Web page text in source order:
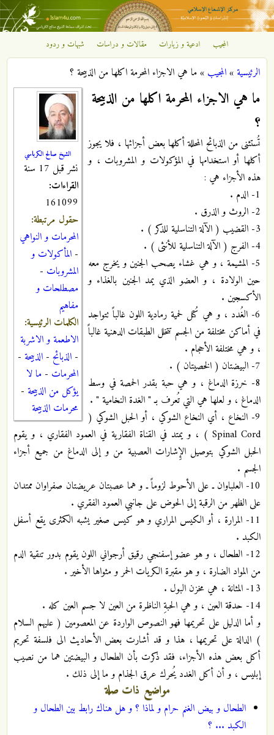
تجاوز إلى المحتوى الرئيسي
مركز
الإشعاع
الإسلامي
المجيب ادعية و زيارات مقالات و دراسات شبهات و ردود
أنت هنا
الرئيسية»المجيب »ما هي الاجزاء المحرمة اكلها من الذبيحة ؟
الشيخ صالح الكرباسي
نشر قبل 17 سنة
القراءات:
161099
حقول مرتبطة:
المحرمات و النواهي
- المأكولات و
المشروبات -
مصطلحات و
مفاهيم
الكلمات الرئيسية:
الاطعمة و الاشربة
- الذبائح - الذبيحة -
المحرمات - ما لا
يؤكل من الذبيحة -
محرمات الذبيحة
ما هي الاجزاء المحرمة اكلها من الذبيحة
؟
تُستثنى من الذبائح المحللة أكلها بعض أجزائها ، فلا يجوز
أكلها أو استخدامها في المؤكولات و المشروبات ، و
هذه الأجزاء هي :
1- الدم .
2- الروث و الذرق .
3- القضيب ( الآلة التناسلية للذكر ) .
4- الفرج ( الآلة التناسلية للأنثى ) .
5- المشيمة ، و هي غشاء يصحب الجنين و يخرج معه
حين الولادة ، و العضو الذي يمد الجنين بالغذاء و
الأكسجين .
6- الغُدد ، و هي كُتل لحمية رمادية اللون غالباً تتواجد
في أماكن مختلفة من الجسم تتخلل الطبقات الدهنية غالباً
، و هي مختلفة الأحجام .
7- البيضتان ( الخصيتان ) .
8- خرزة الدماغ ، و هي حبة بقدر الحمصة في وسط
الدماغ ، و لعلها هي التي تُعرف بـ " الغدة النخامية " .
9- النخاع ، أي النخاع الشوكي ، أو الحبل الشوكي (
Spinal Cord ) ، و يمتد في القناة الفقارية في العمود الفقاري ، و يقوم
الحبل الشوكي بتوصيل الإِشارات العصبية من و إلى الدماغ من جميع أجزاء
الجسم .
10- العلباوان ـ على الأحوط لزوماً ـ و هما عصبتان عريضتان صفراوان ممتدان
على الظهر من الرقبة إلى الحوض على جانبي العمود الفقري .
11- المرارة ، أو الكيس المراري و هو كيس صغير يشبه الكمثرى يقع أسفل
الكبد .
12- الطحال ، و هو عضو إسفنجي رقيق أرجواني اللون يقوم بدور تنقية الدم
من المواد الضارة ، و هو مقبرة الكريات الحمر و مثواها الأخير .
13- المثانة ، هي مخزن البول .
14- حدقة العين ، و هي الحبةِ الناظرة من العين لا جسم العين كله .
و أما الدليل على تحريمها فهو النصوص الواردة عن المعصومين ( عليهم السلام
) الدالة على تحريمها ، هذا و قد أشارت بعض الأحاديث الى فلسفة تحريم
أكل بعض هذه الأجزاء، فقد ذكرت بأن الطحال و البيضتين هما من نصيب
إبليس ، و أن أكل الغدد يُحرك عرق الجذام و ما إلى ذلك .
مواضيع ذات صلة
الطحال و بيض الغنم حرام و لماذا ؟ و هل هناك رابط بين الطحال و
الكبد ... ؟